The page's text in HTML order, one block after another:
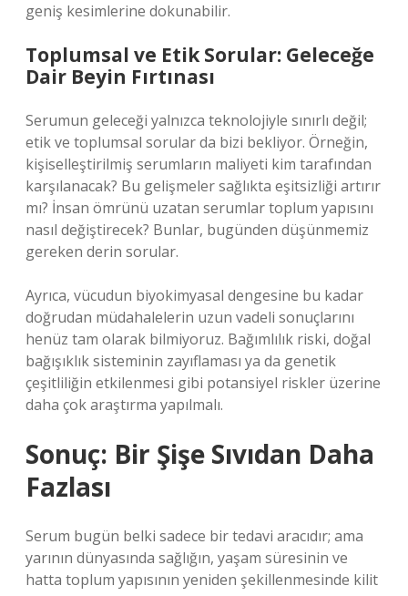
geniş kesimlerine dokunabilir.
Toplumsal ve Etik Sorular: Geleceğe
Dair Beyin Fırtınası
Serumun geleceği yalnızca teknolojiyle sınırlı değil;
etik ve toplumsal sorular da bizi bekliyor. Örneğin,
kişiselleştirilmiş serumların maliyeti kim tarafından
karşılanacak? Bu gelişmeler sağlıkta eşitsizliği artırır
mı? İnsan ömrünü uzatan serumlar toplum yapısını
nasıl değiştirecek? Bunlar, bugünden düşünmemiz
gereken derin sorular.
Ayrıca, vücudun biyokimyasal dengesine bu kadar
doğrudan müdahalelerin uzun vadeli sonuçlarını
henüz tam olarak bilmiyoruz. Bağımlılık riski, doğal
bağışıklık sisteminin zayıflaması ya da genetik
çeşitliliğin etkilenmesi gibi potansiyel riskler üzerine
daha çok araştırma yapılmalı.
Sonuç: Bir Şişe Sıvıdan Daha
Fazlası
Serum bugün belki sadece bir tedavi aracıdır; ama
yarının dünyasında sağlığın, yaşam süresinin ve
hatta toplum yapısının yeniden şekillenmesinde kilit